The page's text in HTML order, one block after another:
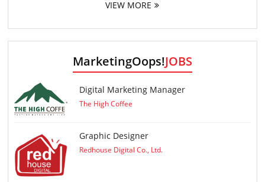
VIEW MORE
MarketingOops!JOBS
Digital Marketing Manager
The High Coffee
Graphic Designer
Redhouse Digital Co., Ltd.